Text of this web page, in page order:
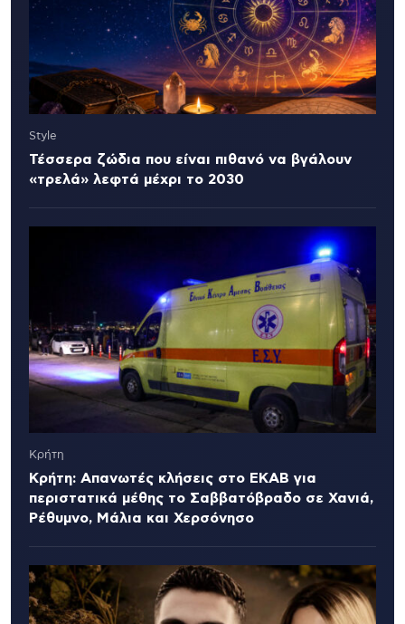
Style
Τέσσερα ζώδια που είναι πιθανό να βγάλουν
«τρελά» λεφτά μέχρι το 2030
Κρήτη
Κρήτη: Απανωτές κλήσεις στο ΕΚΑΒ για
περιστατικά μέθης το Σαββατόβραδο σε Χανιά,
Ρέθυμνο, Μάλια και Χερσόνησο